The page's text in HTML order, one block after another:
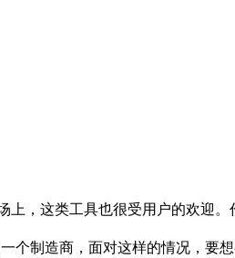
上，这类工具也很受用户的欢迎
个制造商，面对这样的情况，要